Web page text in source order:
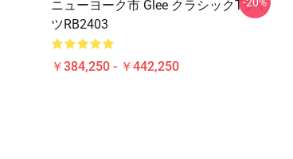
ニューヨーク市 Glee クラシックTシャ
ツRB2403
￥384,250 - ￥442,250